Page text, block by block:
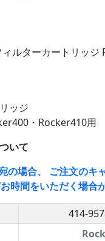
ルターカートリッジ
ッジ
・Rocker410用
いて
の場合、 ご注文のキ
時間をいただく場合
414-